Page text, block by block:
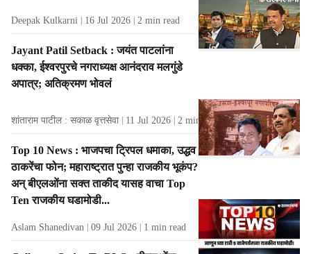
Deepak Kulkarni 16 Jul 2026 2 min read
Jayant Patil Setback : जयंत पाटलांना
धक्का, ईश्वरपुरचे नगराध्यक्ष आनंदराव मलगुंडे
अपात्र; अतिक्रमण भोवलं
शांताराम पाटील : सकाळ वृत्तसेवा 11 Jul 2026 2 min read
Top 10 News : भाजपचा ट्रिपल धमाका, उद्धव
ठाकरेंचा फोन; महाराष्ट्रात पुन्हा राजकीय भूकंप?
अन् बीएलओंना सक्त ताकीद यासह वाचा Top
Ten राजकीय घडामोडी...
Aslam Shanedivan 09 Jul 2026 1 min read